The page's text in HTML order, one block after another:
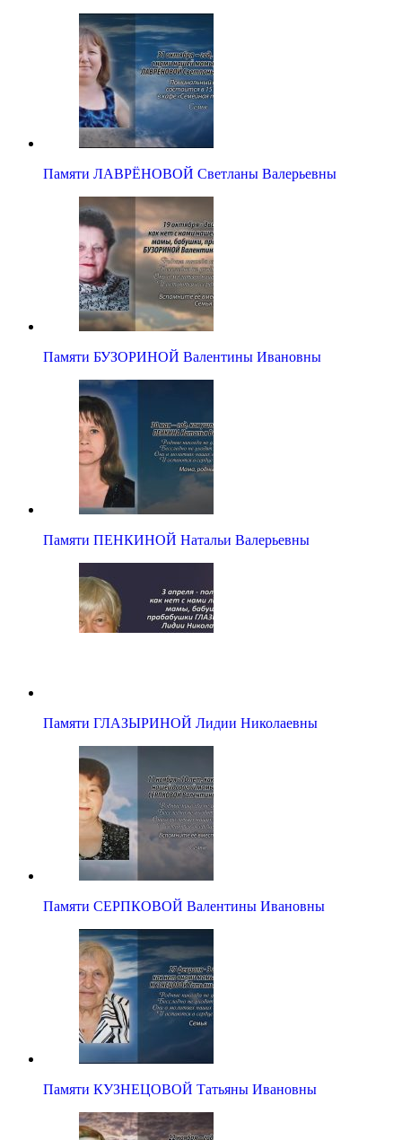
Памяти ЛАВРЁНОВОЙ Светланы Валерьевны
Памяти БУЗОРИНОЙ Валентины Ивановны
Памяти ПЕНКИНОЙ Натальи Валерьевны
Памяти ГЛАЗЫРИНОЙ Лидии Николаевны
Памяти СЕРПКОВОЙ Валентины Ивановны
Памяти КУЗНЕЦОВОЙ Татьяны Ивановны